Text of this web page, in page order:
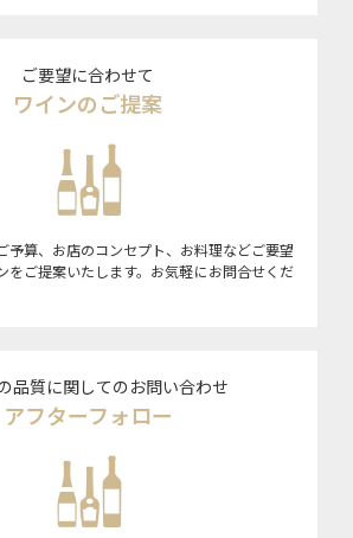
ご要望に合わせて
ワインのご提案
予算、お店のコンセプト、お料理などご要望
をご提案いたします。お気軽にお問合せくだ
品質に関してのお問い合わせ
アフターフォロー